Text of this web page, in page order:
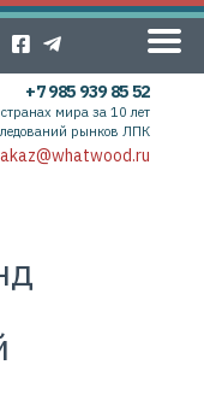
+7 985 939 85 52
мира за 10 лет
рынков ЛПК